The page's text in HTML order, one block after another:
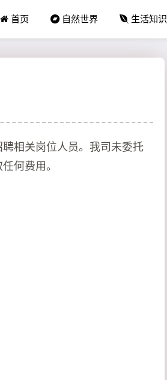
首页 自然世界 生活知识
相关岗位人员。我司未委托
何费用。